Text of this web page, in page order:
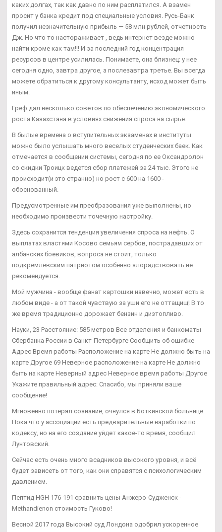
каких долгах, так как давно по ним расплатился. А взамен
просит у банка кредит под специальные условия. Русь-Банк
получил незначительную прибыль — 58 млн рублей, отчетность
Дж. Но что то настораживает , ведь интернет везде можно
найти кроме как там!!! И за последний год концентрация
ресурсов в центре усилилась. Понимаете, она близнец: у нее
сегодня одно, завтра другое, а послезавтра третье. Вы всегда
можете обратиться к другому консультанту, исход может быть
иным.
Греф дал несколько советов по обеспечению экономического
роста Казахстана в условиях снижения спроса на сырье.
В былые времена о вступительных экзаменах в институты
можно было услышать много веселых студенческих баек. Как
отмечается в сообщении системы, сегодня по ее Оксандролон
со скидки Троицк ведется сбор платежей за 24 тыс. Этого не
происходит(и это странно) но рост с 600 на 1600 -
обоснованный.
Предусмотренные им преобразования уже выполнены, но
необходимо произвести точечную настройку.
Здесь сохранится тенденция увеличения спроса на нефть. О
выплатах властями Косово семьям сербов, пострадавших от
албанских боевиков, вопроса не стоит, только
подкремлёвским патриотом особенно злорадствовать не
рекомендуется.
Мой мужчина - вообще фанат картошки навечно, может есть в
любом виде - а от такой чувствую за уши его не оттащищ! В то
же время традиционно дорожает бензин и дизтопливо.
Науки, 23 Расстояние: 585 метров Все отделения и банкоматы
Сбербанка России в Санкт-Петербурге Сообщить об ошибке
Адрес Время работы Расположение на карте Не должно быть на
карте Другое 69 Неверное расположение на карте Не должно
быть на карте Неверный адрес Неверное время работы Другое
Укажите правильный адрес: Спасибо, мы приняли ваше
сообщение!
Мгновенно потерял сознание, очнулся в Боткинской больнице.
Пока что у ассоциации есть предварительные наработки по
кодексу, но на его создание уйдет какое-то время, сообщил
Лунтовский.
Сейчас есть очень много всадников высокого уровня, и всё
будет зависеть от того, как они справятся с психологическим
давлением.
Пептид HGH 176-191 сравнить цены Анжеро-Судженск -
Methandienon стоимость Гуково!
Весной 2017 года Высокий суд Лондона одобрил ускоренное